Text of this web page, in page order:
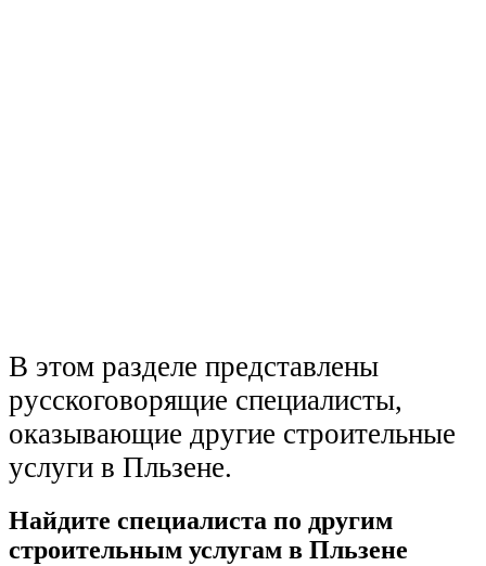
В этом разделе представлены
русскоговорящие специалисты,
оказывающие другие строительные
услуги в Пльзене.
Найдите специалиста по другим
строительным услугам в Пльзене